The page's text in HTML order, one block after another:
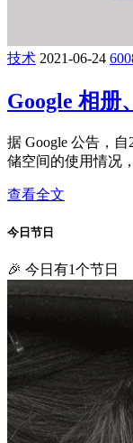
技术 2021-06-24
Google 相册
据 Google 公告，
储空间的使用情况
查看全文
今日节日
🎉 今日有1个节日